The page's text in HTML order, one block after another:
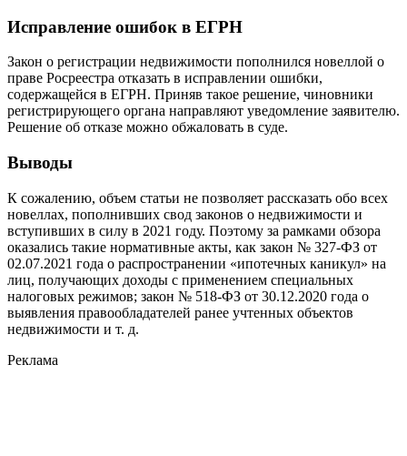
Исправление ошибок в ЕГРН
Закон о регистрации недвижимости пополнился новеллой о
праве Росреестра отказать в исправлении ошибки,
содержащейся в ЕГРН. Приняв такое решение, чиновники
регистрирующего органа направляют уведомление заявителю.
Решение об отказе можно обжаловать в суде.
Выводы
К сожалению, объем статьи не позволяет рассказать обо всех
новеллах, пополнивших свод законов о недвижимости и
вступивших в силу в 2021 году. Поэтому за рамками обзора
оказались такие нормативные акты, как закон № 327-ФЗ от
02.07.2021 года о распространении «ипотечных каникул» на
лиц, получающих доходы с применением специальных
налоговых режимов; закон № 518-ФЗ от 30.12.2020 года о
выявления правообладателей ранее учтенных объектов
недвижимости и т. д.
Реклама